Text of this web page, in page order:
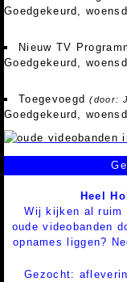
Goedgekeurd,
Nieuw TV
Goedgekeurd,
Toegevoegd(door:
Goedgekeurd,
Heel
Wij kijken al ruim
oude videobanden
opnames liggen?
Gezocht: